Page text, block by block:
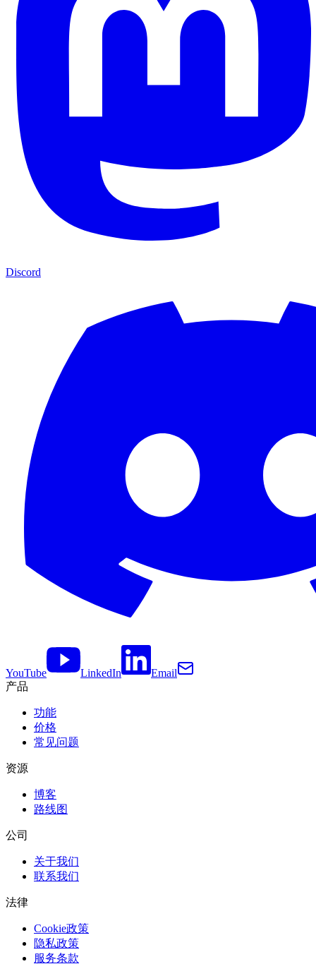
Discord
YouTube LinkedIn
Email
产品
功能
价格
常见问题
资源
博客
路线图
公司
关于我们
联系我们
法律
Cookie政策
隐私政策
服务条款